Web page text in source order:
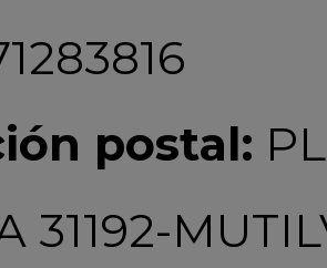
postal:
31192-